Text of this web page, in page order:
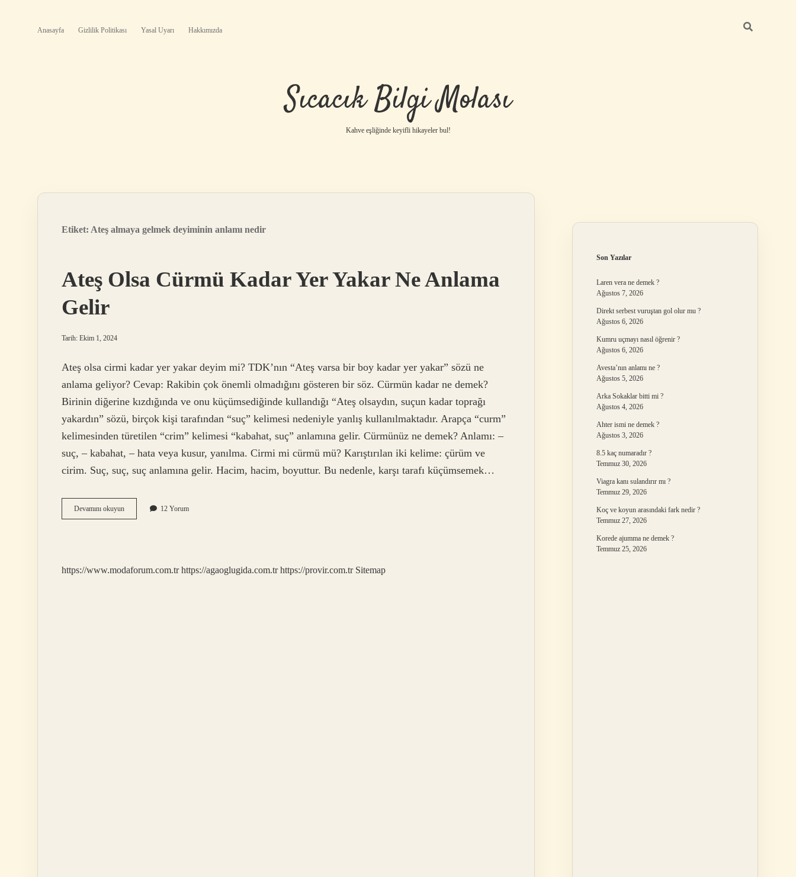
Anasayfa Gizlilik Politikası Yasal Uyarı Hakkımızda
Sıcacık Bilgi Molası
Kahve eşliğinde keyifli hikayeler bul!
Etiket: Ateş almaya gelmek deyiminin anlamı nedir
Ateş Olsa Cürmü Kadar Yer Yakar Ne Anlama
Gelir
Tarih: Ekim 1, 2024
Ateş olsa cirmi kadar yer yakar deyim mi? TDK’nın “Ateş varsa bir boy kadar yer yakar” sözü ne
anlama geliyor? Cevap: Rakibin çok önemli olmadığını gösteren bir söz. Cürmün kadar ne demek?
Birinin diğerine kızdığında ve onu küçümsediğinde kullandığı “Ateş olsaydın, suçun kadar toprağı
yakardın” sözü, birçok kişi tarafından “suç” kelimesi nedeniyle yanlış kullanılmaktadır. Arapça “curm”
kelimesinden türetilen “crim” kelimesi “kabahat, suç” anlamına gelir. Cürmünüz ne demek? Anlamı: –
suç, – kabahat, – hata veya kusur, yanılma. Cirmi mi cürmü mü? Karıştırılan iki kelime: çürüm ve
cirim. Suç, suç, suç anlamına gelir. Hacim, hacim, boyuttur. Bu nedenle, karşı tarafı küçümsemek…
Devamını okuyunAteş
Olsa
Ne
12 Yorum
https://www.modaforum.com.tr https://agaoglugida.com.tr https://provir.com.tr Sitemap
Son Yazılar
Laren vera ne demek ?
Ağustos 7, 2026
Direkt serbest vuruştan gol olur mu ?
Ağustos 6, 2026
Kumru uçmayı nasıl öğrenir ?
Ağustos 6, 2026
Avesta’nın anlamı ne ?
Ağustos 5, 2026
Arka Sokaklar bitti mi ?
Ağustos 4, 2026
Ahter ismi ne demek ?
Ağustos 3, 2026
8.5 kaç numaradır ?
Temmuz 30, 2026
Viagra kanı sulandırır mı ?
Temmuz 29, 2026
Koç ve koyun arasındaki fark nedir ?
Temmuz 27, 2026
Korede ajumma ne demek ?
Temmuz 25, 2026